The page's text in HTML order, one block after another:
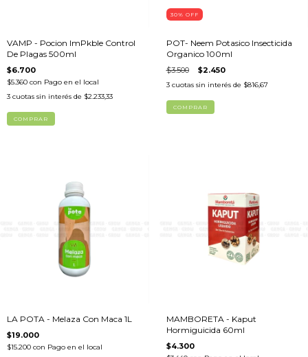
VAMP - Pocion ImPkble Control
De Plagas 500ml
$6.700
$5.360 con Pago en el local
3 cuotas sin interés de $2.233,33
30% OFF
POT- Neem Potasico Insecticida
Organico 100ml
$3.500 $2.450
3 cuotas sin interés de $816,67
LA POTA - Melaza Con Maca 1L
$19.000
$15.200 con Pago en el local
MAMBORETA - Kaput
Hormiguicida 60ml
$4.300